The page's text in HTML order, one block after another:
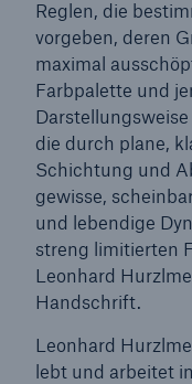
Reglen, die
vorgeben, deren
maximal
Farbpalette und
die durch plane,
Schichtung und
gewisse,
und lebendige
streng limitierten
Leonhard
Handschrift.
Leonhard
lebt und arbeitet
Naturkatastrophen
versicherten
seit 1980